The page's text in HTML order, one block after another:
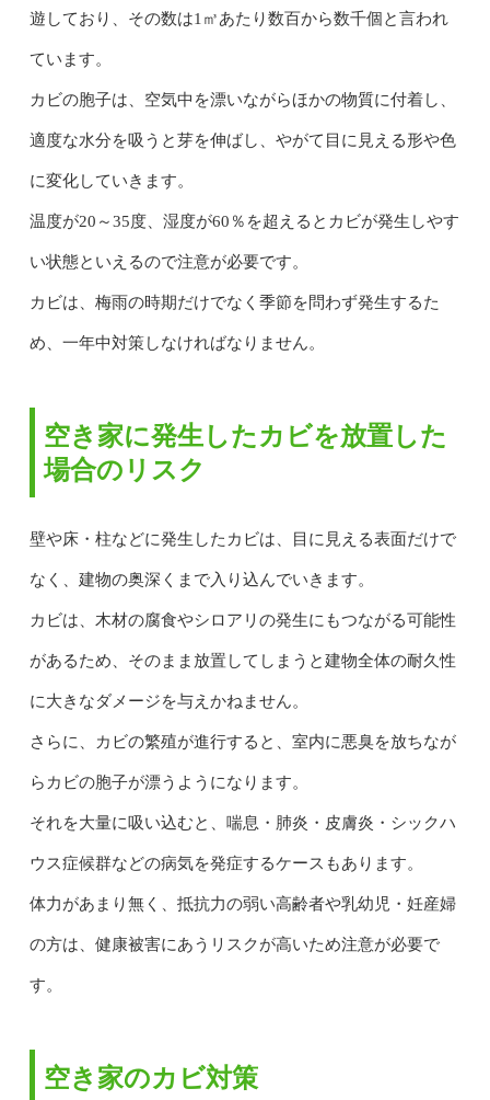
遊しており、その数は1㎥あたり数百から数千個と言われ
ています。
カビの胞子は、空気中を漂いながらほかの物質に付着し、
適度な水分を吸うと芽を伸ばし、やがて目に見える形や色
に変化していきます。
温度が20～35度、湿度が60％を超えるとカビが発生しやす
い状態といえるので注意が必要です。
カビは、梅雨の時期だけでなく季節を問わず発生するた
め、一年中対策しなければなりません。
空き家に発生したカビを放置した
場合のリスク
壁や床・柱などに発生したカビは、目に見える表面だけで
なく、建物の奥深くまで入り込んでいきます。
カビは、木材の腐食やシロアリの発生にもつながる可能性
があるため、そのまま放置してしまうと建物全体の耐久性
に大きなダメージを与えかねません。
さらに、カビの繁殖が進行すると、室内に悪臭を放ちなが
らカビの胞子が漂うようになります。
それを大量に吸い込むと、喘息・肺炎・皮膚炎・シックハ
ウス症候群などの病気を発症するケースもあります。
体力があまり無く、抵抗力の弱い高齢者や乳幼児・妊産婦
の方は、健康被害にあうリスクが高いため注意が必要で
す。
空き家のカビ対策